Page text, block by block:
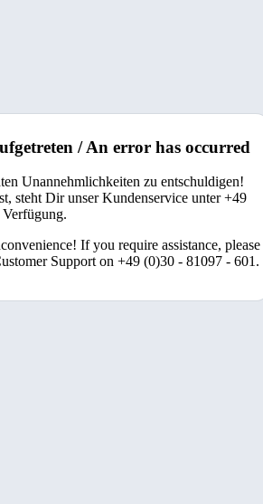
/ An error has occurred
Unannehmlichkeiten zu entschuldigen!
steht Dir unser Kundenservice unter +49
If you require assistance, please
Support on +49 (0)30 - 81097 - 601.